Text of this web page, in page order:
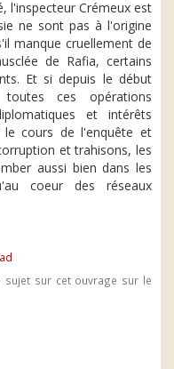
l'inspecteur Crémeux est
ne sont pas à l'origine
manque cruellement de
de Rafia, certains
Et si depuis le début
ces opérations
et intérêts
le cours de l'enquête et
et trahisons, les
aussi bien dans les
coeur des réseaux
sur cet ouvrage sur le